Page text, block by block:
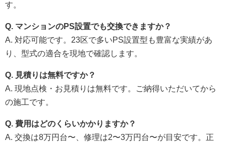
す。
Q. マンションのPS設置でも交換できますか？
A. 対応可能です。23区で多いPS設置型も豊富な実績があ
り、型式の適合を現地で確認します。
Q. 見積りは無料ですか？
A. 現地点検・お見積りは無料です。ご納得いただいてから
の施工です。
Q. 費用はどのくらいかかりますか？
A. 交換は8万円台〜、修理は2〜3万円台〜が目安です。正